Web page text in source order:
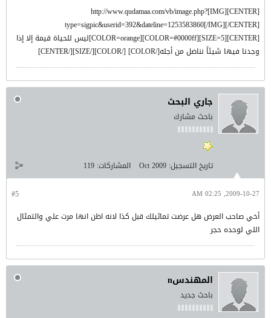
[CENTER][IMG]http://www.qudamaa.com/vb/image.php?
type=sigpic&userid=392&dateline=1253583860[/IMG][/CENTER]
[CENTER][SIZE=5][COLOR=#0000ff][COLOR=orange]ليس للحياة قيمة إلا إذا
وجدنا فيها شيئاً نناضل من أجله[/COLOR] [/COLOR][/SIZE][/CENTER]
جاري البحث
باحث مشارك
تاريخ التسجيل: Oct 2009 المشاركات: 119
#5 2009-10-27, 02:25 AM
أخي صاحب العرض هل عرضت تماثيلك قبل كذا لانه اظن انها مرت علي والتمثال
اللي لوحده حجر
المهندسn
باحث جديد